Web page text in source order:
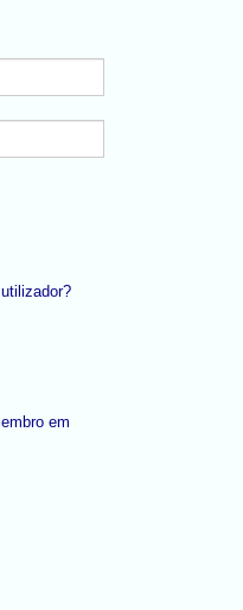
em